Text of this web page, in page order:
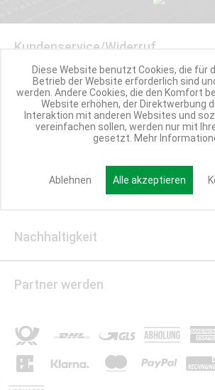
Kundenservice/Widerruf
Shop Service
Informationen
Nachhaltigkeit
Partner werden
Diese Website benutzt Cookies, die für
Betrieb der Website erforderlich sind
werden. Andere Cookies, die den Komfort
Website erhöhen, der Direktwerbung
Interaktion mit anderen Websites und
vereinfachen sollen, werden nur mit
gesetzt. Mehr
Ablehnen Alle akzeptieren